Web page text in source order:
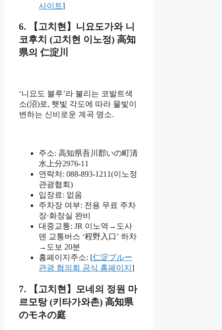
사이트]
6. 【고치현】니요도가와 니
코후치 (고치현 이노정) 高知
県의 仁淀川
‘니요도 블루’라 불리는 코발트색
소(沼)로, 햇빛 각도에 따라 물빛이
변하는 신비로운 계곡 명소.
주소: 高知県吾川郡いの町清
水上分2976-11
연락처: 088-893-1211(이노정
관광협회)
입장료: 없음
주차장 여부: 전용 무료 주차
장·화장실 완비
대중교통: JR 이노역→도사
덴 교통버스 ‘程野入口’ 하차
→도보 20분
홈페이지주소: [仁淀ブルー
관광 협의회 공식 홈페이지 ]
7. 【고치현】모네의 정원 마
르모탕 (키타가와촌) 高知県
のモネの庭